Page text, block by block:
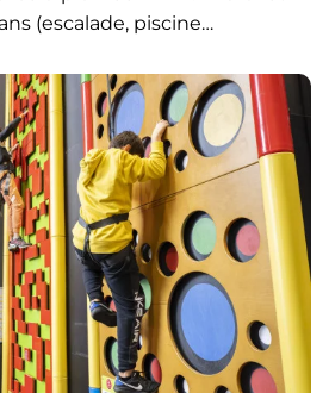
(escalade, piscine…